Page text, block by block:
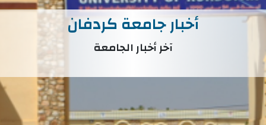
أخبار جامعة كردفان
آخر أخبار الجامعة